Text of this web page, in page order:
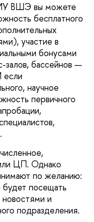
ВШЭ вы можете
бесплатного
участие в
бонусами
залов, бассейнов —
если
научное
первичного
ЦП. Однако
по желанию:
посещать
и
подразделения.